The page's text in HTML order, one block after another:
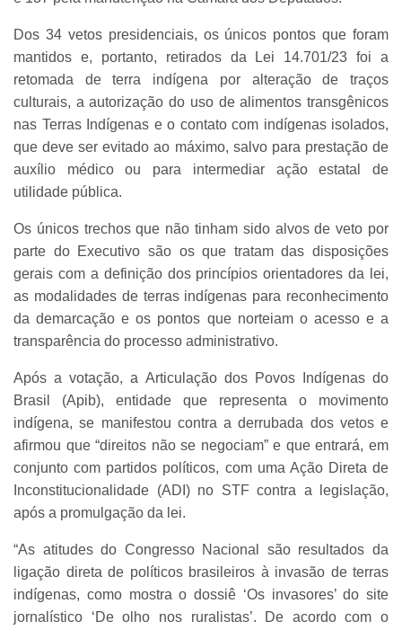
Dos 34 vetos presidenciais, os únicos pontos que foram
mantidos e, portanto, retirados da Lei 14.701/23 foi a
retomada de terra indígena por alteração de traços
culturais, a autorização do uso de alimentos transgênicos
nas Terras Indígenas e o contato com indígenas isolados,
que deve ser evitado ao máximo, salvo para prestação de
auxílio médico ou para intermediar ação estatal de
utilidade pública.
Os únicos trechos que não tinham sido alvos de veto por
parte do Executivo são os que tratam das disposições
gerais com a definição dos princípios orientadores da lei,
as modalidades de terras indígenas para reconhecimento
da demarcação e os pontos que norteiam o acesso e a
transparência do processo administrativo.
Após a votação, a Articulação dos Povos Indígenas do
Brasil (Apib), entidade que representa o movimento
indígena, se manifestou contra a derrubada dos vetos e
afirmou que “direitos não se negociam” e que entrará, em
conjunto com partidos políticos, com uma Ação Direta de
Inconstitucionalidade (ADI) no STF contra a legislação,
após a promulgação da lei.
“As atitudes do Congresso Nacional são resultados da
ligação direta de políticos brasileiros à invasão de terras
indígenas, como mostra o dossiê ‘Os invasores’ do site
jornalístico ‘De olho nos ruralistas’. De acordo com o